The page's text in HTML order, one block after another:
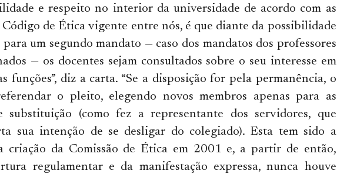
e respeito no interior da universidade de acordo com as
Código de Ética vigente entre nós, é que diante da possibilidade
para um segundo mandato — caso dos mandatos dos professores
— os docentes sejam consultados sobre o seu interesse em
funções”, diz a carta. “Se a disposição for pela permanência, o
o pleito, elegendo novos membros apenas para as
substituição (como fez a representante dos servidores, que
sua intenção de se desligar do colegiado). Esta tem sido a
criação da Comissão de Ética em 2001 e, a partir de então,
regulamentar e da manifestação expressa, nunca houve